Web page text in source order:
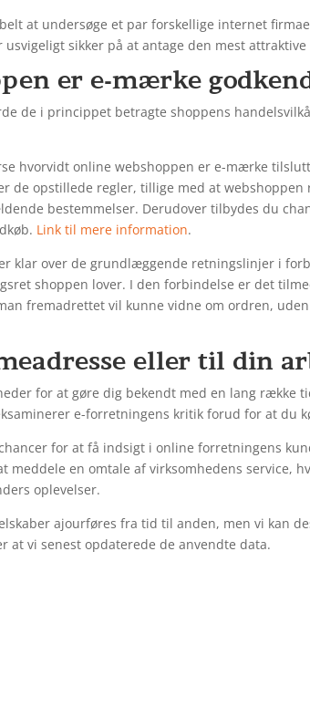
at undersøge et par forskellige internet
sikker på at antage den mest attraktive
er e-mærke
de i princippet betragte shoppens
hvorvidt online webshoppen er e-mærke
de opstillede regler, tillige med at
bestemmelser. Derudover tilbydes du
Link til mere information.
klar over de grundlæggende retningslinjer i
shoppen lover. I den forbindelse er det
fremadrettet vil kunne vidne om ordren,
eller til din
for at gøre dig bekendt med en lang række
e-forretningens kritik forud for at du
for at få indsigt i online forretningens
meddele en omtale af virksomhedens service,
oplevelser.
ajourføres fra tid til anden, men vi kan
vi senest opdaterede de anvendte data.